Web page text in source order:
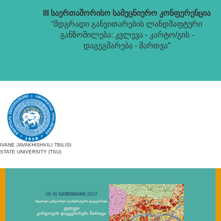
III საერთაშორისო სამეცნიერო კონფერენცია
“მდგრადი განვითარების ლანდშაფტური
განზომილება: კვლევა - კარტო/გის -
დაგეგმარება - მართვა”
IVANE JAVAKHISHVILI TBILISI
STATE UNIVERSITY (TSU)